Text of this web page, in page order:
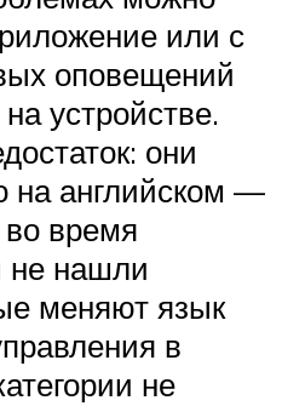
или с
оповещений
устройстве.
они
на английском —
время
не нашли
меняют язык
в
не